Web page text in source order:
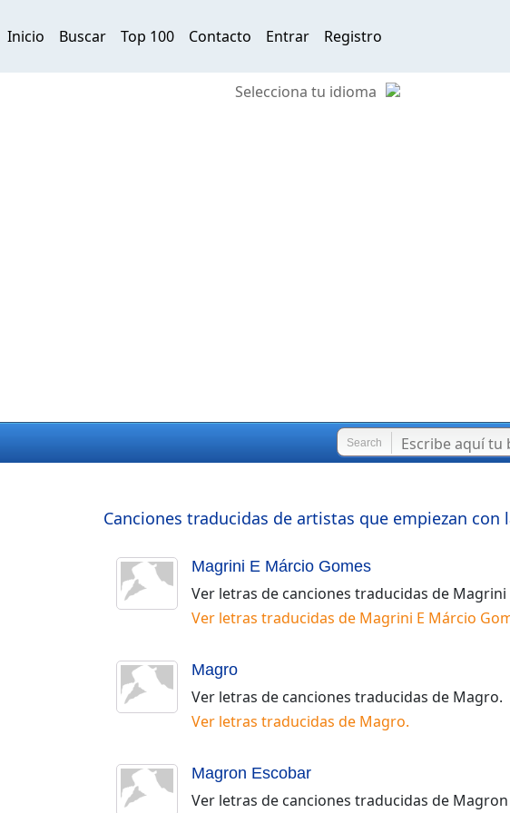
Inicio Buscar Top 100 Contacto Entrar Registro
Selecciona tu idioma
Search
Canciones traducidas de artistas que empiezan con
Magrini E Márcio Gomes
Ver letras de canciones traducidas de Magrini
Ver letras traducidas de Magrini E Márcio
Magro
Ver letras de canciones traducidas de Magro.
Ver letras traducidas de Magro.
Magron Escobar
Ver letras de canciones traducidas de Magron